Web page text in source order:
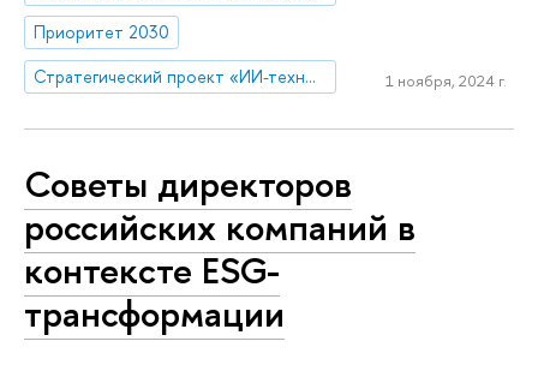
Приоритет 2030
Стратегический проект «ИИ-технологии для человека»
1 ноября, 2024 г.
Советы директоров
российских компаний в
контексте ESG-
трансформации